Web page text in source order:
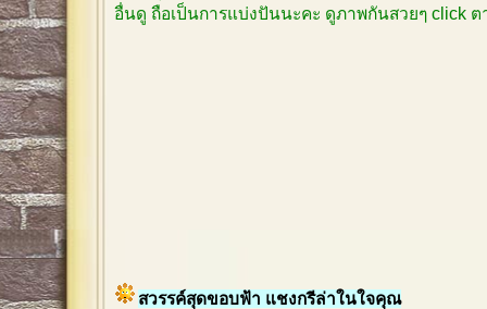
อื่นดู ถือเป็นการแบ่งปันนะคะ ดูภาพกันสวยๆ click ต
สวรรค์สุดขอบฟ้า แชงกรีล่าในใจคุณ